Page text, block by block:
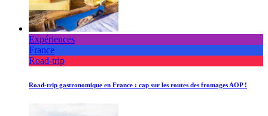
Expériences
France
Road-trip
Road-trip gastronomique en France : cap sur les routes des fromages AOP !